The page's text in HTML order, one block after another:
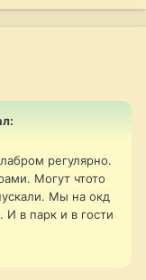
регулярно.
Могут чтото
Мы на окд
И в парк и в гости